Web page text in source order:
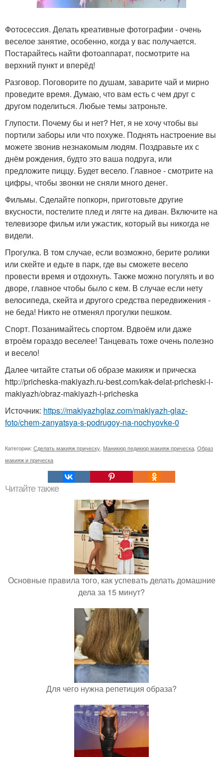
Фотосессия. Делать креативные фотографии - очень
веселое занятие, особенно, когда у вас получается.
Постарайтесь найти фотоаппарат, посмотрите на
верхний пункт и вперёд!
Разговор. Поговорите по душам, заварите чай и мирно
проведите время. Думаю, что вам есть с чем друг с
другом поделиться. Любые темы затроньте.
Глупости. Почему бы и нет? Нет, я не хочу чтобы вы
портили заборы или что похуже. Поднять настроение вы
можете звонив незнакомым людям. Поздравьте их с
днём рождения, будто это ваша подруга, или
предложите пиццу. Будет весело. Главное - смотрите на
цифры, чтобы звонки не сняли много денег.
Фильмы. Сделайте попкорн, приготовьте другие
вкусности, постелите плед и лягте на диван. Включите на
телевизоре фильм или ужастик, который вы никогда не
видели.
Прогулка. В том случае, если возможно, берите ролики
или скейте и едьте в парк, где вы сможете весело
провести время и отдохнуть. Также можно погулять и во
дворе, главное чтобы было с кем. В случае если нету
велосипеда, скейта и другого средства передвижения -
не беда! Никто не отменял прогулки пешком.
Спорт. Позанимайтесь спортом. Вдвоём или даже
втроём гораздо веселее! Танцевать тоже очень полезно
и весело!
Далее читайте статьи об образе макияж и прическа
http://pricheska-makiyazh.ru-best.com/kak-delat-pricheski-i-
makiyazh/obraz-makiyazh-i-pricheska
Источник: https://makiyazhglaz.com/makiyazh-glaz-
foto/chem-zanyatsya-s-podrugoy-na-nochyovke-0
Категории: Сделать макияж прическу Маникюр педикюр макияж прическа Образ
макияж и прическа
Читайте также
Основные правила того, как успевать делать домашние
дела за 15 минут?
Для чего нужна репетиция образа?